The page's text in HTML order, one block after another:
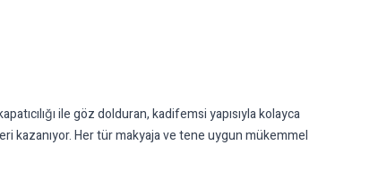
ile göz dolduran, kadifemsi yapısıyla kolayca
kazanıyor. Her tür makyaja ve tene uygun mükemmel